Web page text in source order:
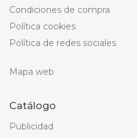
Condiciones de compra
Política cookies
Política de redes sociales
Mapa web
Catálogo
Publicidad